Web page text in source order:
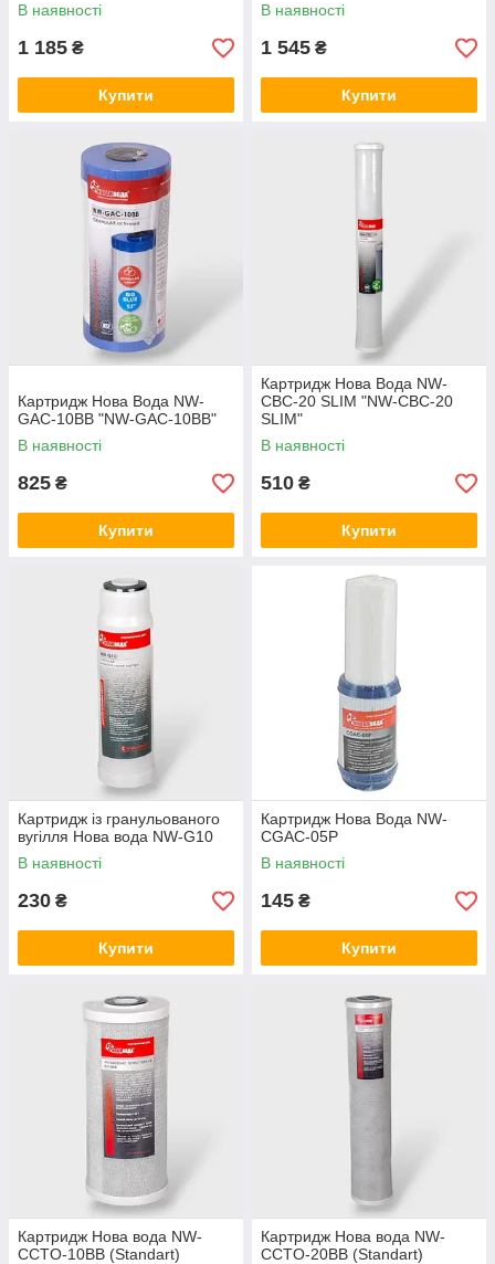
В наявності
1 185 ₴
Купити
В наявності
1 545 ₴
Купити
Картридж Нова Вода NW-
GAC-10BB "NW-GAC-10BB"
В наявності
825 ₴
Купити
Картридж Нова Вода NW-
CBC-20 SLIM "NW-CBC-20
SLIM"
В наявності
510 ₴
Купити
Картридж із гранульованого
вугілля Нова вода NW-G10
В наявності
230 ₴
Купити
Картридж Нова Вода NW-
CGAC-05P
В наявності
145 ₴
Купити
Картридж Нова вода NW-
CCTO-10BB (Standart)
Картридж Нова вода NW-
CCTO-20BB (Standart)